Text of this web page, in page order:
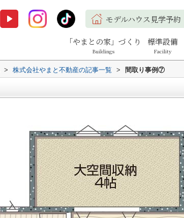
モデルハウス見学予約
「やまとの家」づくり
Buildings
標準設備
Facility
> 株式会社やまと不動産の記事一覧 > 間取り事例⑦